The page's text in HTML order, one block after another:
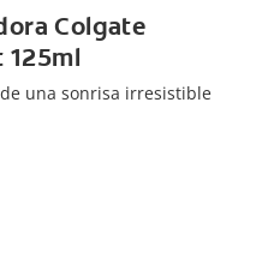
Colgate
125ml
una sonrisa irresistible